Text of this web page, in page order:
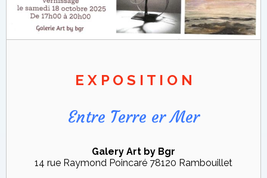
E X P O S I T I O N
Entre Terre er Mer
Galery Art by Bgr
14 rue Raymond Poincaré 78120 Rambouillet